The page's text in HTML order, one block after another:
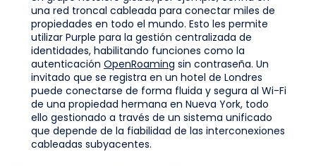
una red troncal cableada para conectar miles de
propiedades en todo el mundo. Esto les permite
utilizar Purple para la gestión centralizada de
identidades, habilitando funciones como la
autenticación OpenRoaming sin contraseña. Un
invitado que se registra en un hotel de Londres
puede conectarse de forma fluida y segura al Wi-Fi
de una propiedad hermana en Nueva York, todo
ello gestionado a través de un sistema unificado
que depende de la fiabilidad de las interconexiones
cableadas subyacentes.